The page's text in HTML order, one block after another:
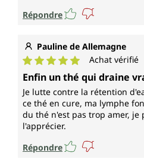
Répondre
Pauline de Allemagne
Note moyenne de 5 sur 5
Achat vérifié
Enfin un thé qui draine
Je lutte contre la rétention
ce thé en cure, ma lymphe
du thé n'est pas trop amer, je
l'apprécier.
Répondre